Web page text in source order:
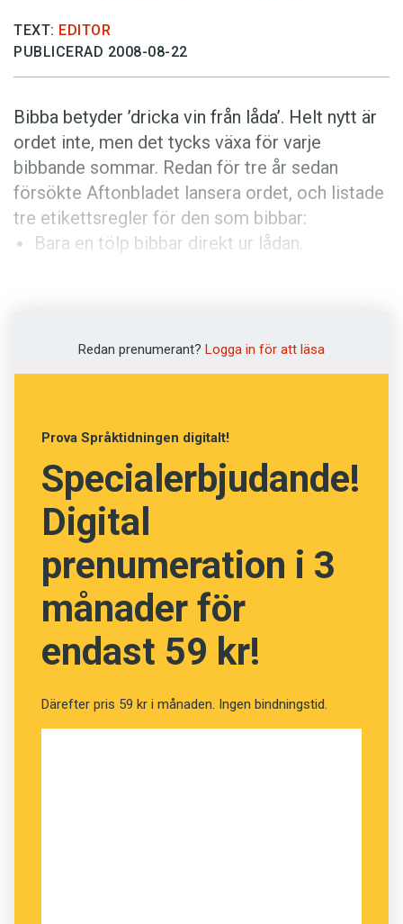
Föreslå nyord
Annonsera
Prenumerera
Läs Språktidningen digitalt
Press
TEXT: EDITOR
PUBLICERAD 2008-08-22
Bibba betyder ’dricka vin från låda’. Helt nytt är
ordet inte, men det tycks växa för varje
bibbande sommar. Redan för tre år sedan
försökte Aftonbladet lansera ordet, och listade
tre etikettsregler för den som bibbar:
Bara en tölp bibbar direkt ur lådan.
Bara ett miljösvin slänger den urbibbade
Redan prenumerant? Logga in för att läsa
Prova Språktidningen digitalt!
Specialerbjudande!
Digital
prenumeration i 3
månader för
endast 59 kr!
Därefter pris 59 kr i månaden. Ingen bindningstid.